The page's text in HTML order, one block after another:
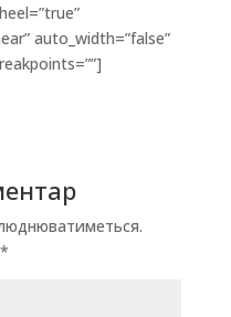
auto_width=”false”
*